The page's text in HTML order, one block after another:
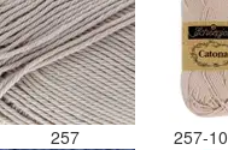
257 257-10